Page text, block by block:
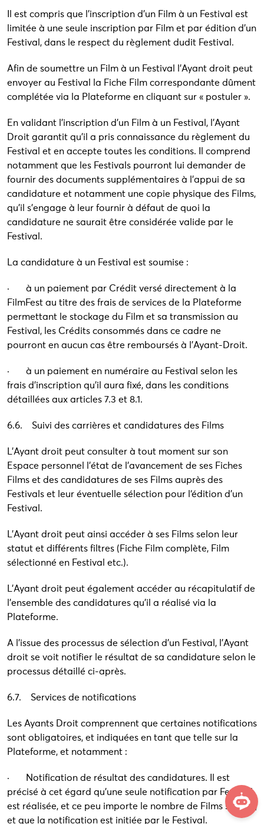
Il est compris que l’inscription d’un Film à un Festival est
limitée à une seule inscription par Film et par édition d’un
Festival, dans le respect du règlement dudit Festival.
Afin de soumettre un Film à un Festival l’Ayant droit peut
envoyer au Festival la Fiche Film correspondante dûment
complétée via la Plateforme en cliquant sur « postuler ».
En validant l’inscription d’un Film à un Festival, l’Ayant
Droit garantit qu’il a pris connaissance du règlement du
Festival et en accepte toutes les conditions. Il comprend
notamment que les Festivals pourront lui demander de
fournir des documents supplémentaires à l’appui de sa
candidature et notamment une copie physique des Films,
qu’il s’engage à leur fournir à défaut de quoi la
candidature ne saurait être considérée valide par le
Festival.
La candidature à un Festival est soumise :
· à un paiement par Crédit versé directement à la
FilmFest au titre des frais de services de la Plateforme
permettant le stockage du Film et sa transmission au
Festival, les Crédits consommés dans ce cadre ne
pourront en aucun cas être remboursés à l’Ayant-Droit.
· à un paiement en numéraire au Festival selon les
frais d’inscription qu’il aura fixé, dans les conditions
détaillées aux articles 7.3 et 8.1.
6.6. Suivi des carrières et candidatures des Films
L’Ayant droit peut consulter à tout moment sur son
Espace personnel l’état de l’avancement de ses Fiches
Films et des candidatures de ses Films auprès des
Festivals et leur éventuelle sélection pour l‘édition d’un
Festival.
L’Ayant droit peut ainsi accéder à ses Films selon leur
statut et différents filtres (Fiche Film complète, Film
sélectionné en Festival etc.).
L’Ayant droit peut également accéder au récapitulatif de
l’ensemble des candidatures qu’il a réalisé via la
Plateforme.
A l’issue des processus de sélection d’un Festival, l’Ayant
droit se voit notifier le résultat de sa candidature selon le
processus détaillé ci-après.
6.7. Services de notifications
Les Ayants Droit comprennent que certaines notifications
sont obligatoires, et indiquées en tant que telle sur la
Plateforme, et notamment :
· Notification de résultat des candidatures. Il est
précisé à cet égard qu’une seule notification par Festival
est réalisée, et ce peu importe le nombre de Films soumis,
et que la notification est initiée par le Festival.
Assistant virtuel